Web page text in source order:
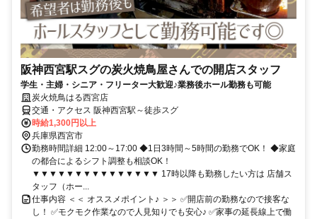
阪神西宮駅スグの炭火焼鳥屋さんでの開店スタッフ
学生・主婦・シニア・フリーター大歓迎♪業務後ホール勤務も可能
炭火焼鳥はる西宮店
交通・アクセス 阪神西宮駅～徒歩スグ
時給1,300円以上
兵庫県西宮市
勤務時間詳細 12:00～17:00 ◆1日3時間～5時間の勤務でOK！ ◆家庭
の都合によるシフト調整も相談OK！
▼▼▼▼▼▼▼▼▼▼▼▼▼▼▼ 17時以降も勤務したい方は 店舗ス
タッフ（ホー...
仕事内容 ＜＜ オススメポイント♪ ＞＞ ✅開店前の勤務なので接客な
し！ ✅モクモク作業なので人見知りでも安心♪ ✅家事の延長線上で働